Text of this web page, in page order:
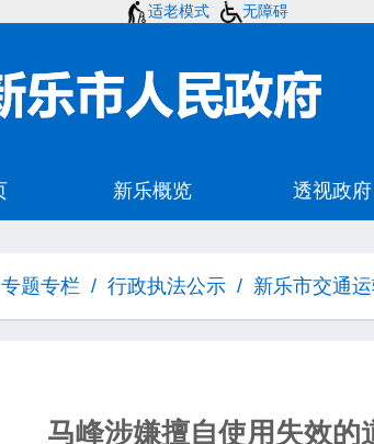
适老模式 无障碍
专题专栏 / 行政执法公示 / 新乐市交通
马峰涉嫌擅自使用失效